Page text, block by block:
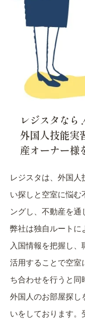
レジスタなら
外国人技能実
産オーナー様
レジスタは、外国人
い探しと空室に悩む
ングし、不動産を通
弊社は独自ルートに
入国情報を把握し
活用することで空室
ち合わせを行うと同
外国人のお部屋探し
いをしております。